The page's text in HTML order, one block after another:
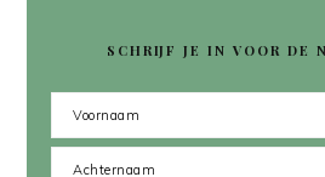
SCHRIJF JE IN VOOR DE